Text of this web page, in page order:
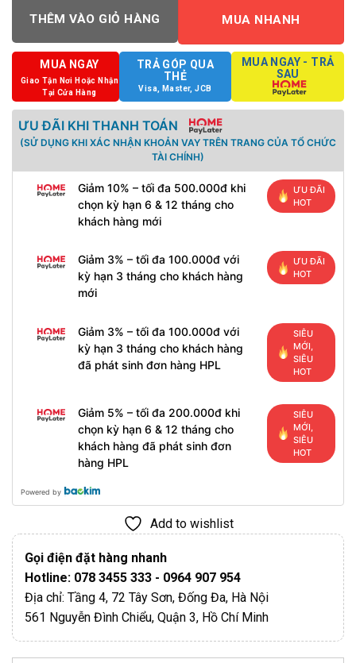
THÊM VÀO GIỎ HÀNG MUA NHANH
MUA NGAY
Giao Tận Nơi Hoặc Nhận
Tại Cửa Hàng
TRẢ GÓP QUA
THẺ
Visa, Master, JCB
MUA NGAY - TRẢ
SAU
ƯU ĐÃI KHI THANH TOÁN
(SỬ DỤNG KHI XÁC NHẬN KHOẢN VAY TRÊN TRANG CỦA TỔ CHỨC
TÀI CHÍNH)
Giảm 10% – tối đa 500.000đ khi
chọn kỳ hạn 6 & 12 tháng cho
khách hàng mới
ƯU ĐÃI
HOT
Giảm 3% – tối đa 100.000đ với
kỳ hạn 3 tháng cho khách hàng
mới
ƯU ĐÃI
HOT
Giảm 3% – tối đa 100.000đ với
kỳ hạn 3 tháng cho khách hàng
đã phát sinh đơn hàng HPL
SIÊU
MỚI,
SIÊU
HOT
Giảm 5% – tối đa 200.000đ khi
chọn kỳ hạn 6 & 12 tháng cho
khách hàng đã phát sinh đơn
hàng HPL
SIÊU
MỚI,
SIÊU
HOT
Powered by
Add to wishlist
Gọi điện đặt hàng nhanh
Hotline: 078 3455 333 - 0964 907 954
Địa chỉ: Tầng 4, 72 Tây Sơn, Đống Đa, Hà Nội
561 Nguyễn Đình Chiểu, Quận 3, Hồ Chí Minh